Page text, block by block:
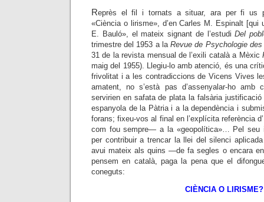
Reprès el fil i tornats a situar, ara per fi us
«Ciència o lirisme», d’en Carles M. Espinalt [qui
E. Bauló», el mateix signant de l’estudiDel
trimestre del 1953 a laRevue de Psychologie
31 de la revista mensual de l’exili català a Mèxic
maig del 1955). Llegiu-lo amb atenció, és una
frivolitat i a les contradiccions de Vicens Vives
amatent, no s’està pas d’assenyalar-ho
servirien en safata de plata la falsària justificació
espanyola de la Pàtria i a la dependència i
forans; fixeu-vos al final en l’explícita referència
com fou sempre— a la «geopolítica»… Pel seu
per contribuir a trencar la llei del silenci
avui mateix als quins —de fa segles o encara
pensem en català, paga la pena que el
coneguts:
CIÈNCIA O LIRISME?